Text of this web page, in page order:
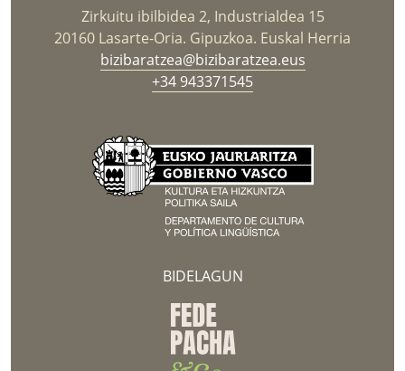
Zirkuitu ibilbidea 2, Industrialdea 15
20160 Lasarte-Oria. Gipuzkoa. Euskal Herria
bizibaratzea@bizibaratzea.eus
+34 943371545
BIDELAGUN